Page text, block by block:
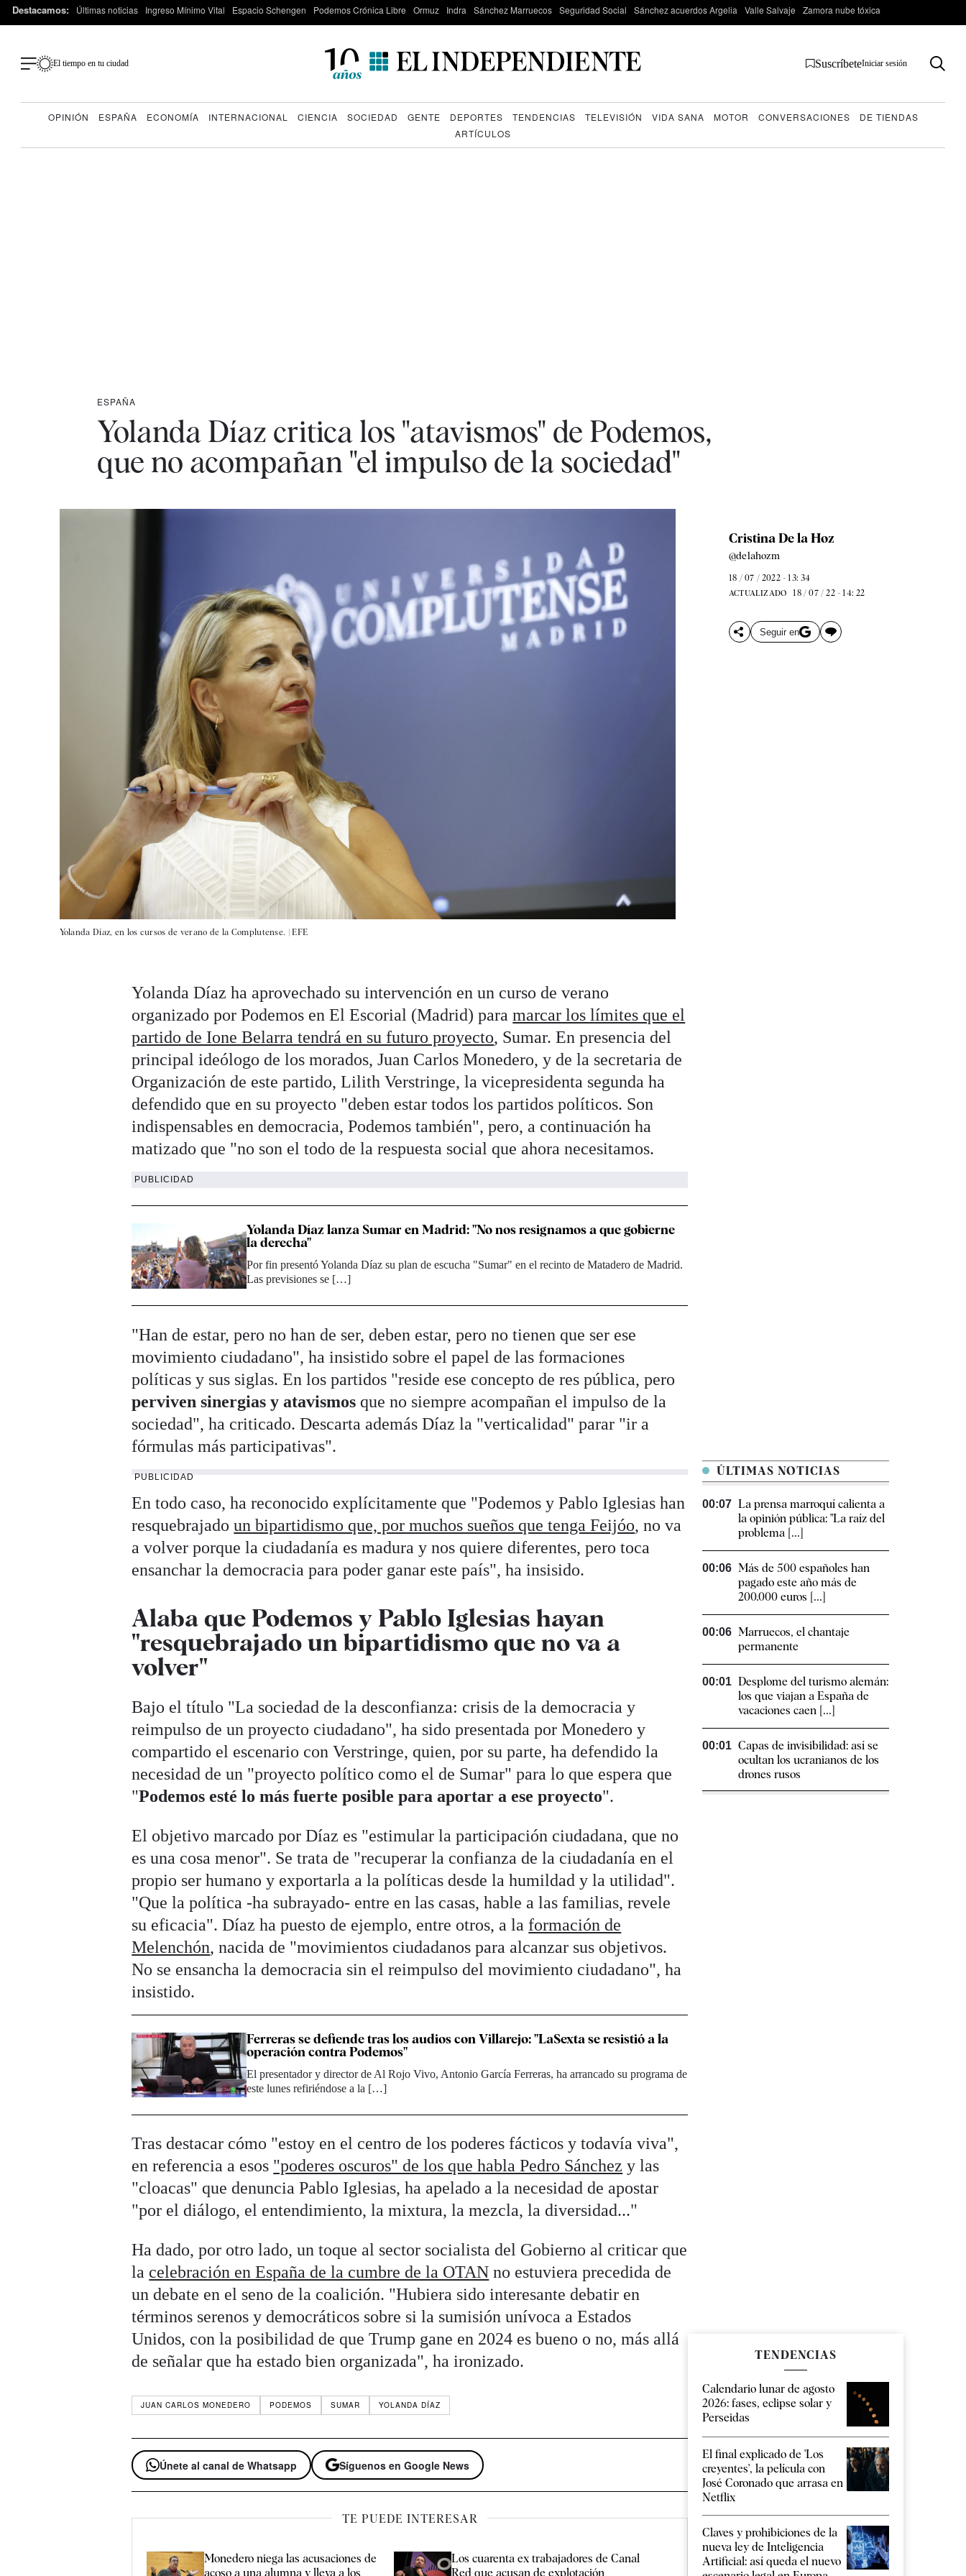
Destacamos: Últimas noticias Ingreso Mínimo Vital Espacio Schengen Podemos Crónica Libre Ormuz Indra Sánchez Marruecos Seguridad Social Sánchez acuerdos Argelia Valle Salvaje Zamora nube tóxica
El tiempo en tu ciudad SuscríbeteIniciar sesión
OPINIÓN ESPAÑA ECONOMÍA INTERNACIONAL CIENCIA SOCIEDAD GENTE DEPORTES TENDENCIAS TELEVISIÓN VIDA SANA MOTOR CONVERSACIONES
DE TIENDAS
ARTÍCULOS
ESPAÑA
Yolanda Díaz critica los "atavismos" de Podemos,
que no acompañan "el impulso de la sociedad"
Yolanda Díaz, en los cursos de verano de la Complutense. |EFE
Cristina De la Hoz
@delahozm
18 / 07 / 2022 - 13: 34
ACTUALIZADO 18 / 07 / 22 - 14: 22
Seguir en
Yolanda Díaz ha aprovechado su intervención en un curso de verano
organizado por Podemos en El Escorial (Madrid) paramarcar los límites que el
partido de Ione Belarra tendrá en su futuro proyecto, Sumar. En presencia del
principal ideólogo de los morados, Juan Carlos Monedero, y de la secretaria de
Organización de este partido, Lilith Verstringe, la vicepresidenta segunda ha
defendido que en su proyecto "deben estar todos los partidos políticos. Son
indispensables en democracia, Podemos también", pero, a continuación ha
matizado que "no son el todo de la respuesta social que ahora necesitamos.
PUBLICIDAD
Yolanda Díaz lanza Sumar en Madrid: "No nos resignamos a que gobierne
la derecha"
Por fin presentó Yolanda Díaz su plan de escucha "Sumar" en el recinto de Matadero de Madrid.
Las previsiones se […]
"Han de estar, pero no han de ser, deben estar, pero no tienen que ser ese
movimiento ciudadano", ha insistido sobre el papel de las formaciones
políticas y sus siglas. En los partidos "reside ese concepto de res pública, pero
perviven sinergias y atavismos que no siempre acompañan el impulso de la
sociedad", ha criticado. Descarta además Díaz la "verticalidad" parar "ir a
fórmulas más participativas".
PUBLICIDAD
En todo caso, ha reconocido explícitamente que "Podemos y Pablo Iglesias han
resquebrajadoun bipartidismo que, por muchos sueños que tenga Feijóo, no va
a volver porque la ciudadanía es madura y nos quiere diferentes, pero toca
ensanchar la democracia para poder ganar este país", ha insisido.
Alaba que Podemos y Pablo Iglesias hayan
"resquebrajado un bipartidismo que no va a
volver"
Bajo el título "La sociedad de la desconfianza: crisis de la democracia y
reimpulso de un proyecto ciudadano", ha sido presentada por Monedero y
compartido el escenario con Verstringe, quien, por su parte, ha defendido la
necesidad de un "proyecto político como el de Sumar" para lo que espera que
"Podemos esté lo más fuerte posible para aportar a ese proyecto".
El objetivo marcado por Díaz es "estimular la participación ciudadana, que no
es una cosa menor". Se trata de "recuperar la confianza de la ciudadanía en el
propio ser humano y exportarla a la políticas desde la humildad y la utilidad".
"Que la política -ha subrayado- entre en las casas, hable a las familias, revele
su eficacia". Díaz ha puesto de ejemplo, entre otros, a laformación de
Melenchón, nacida de "movimientos ciudadanos para alcanzar sus objetivos.
No se ensancha la democracia sin el reimpulso del movimiento ciudadano", ha
insistido.
Ferreras se defiende tras los audios con Villarejo: "LaSexta se resistió a la
operación contra Podemos"
El presentador y director de Al Rojo Vivo, Antonio García Ferreras, ha arrancado su programa de
este lunes refiriéndose a la […]
Tras destacar cómo "estoy en el centro de los poderes fácticos y todavía viva",
en referencia a esos "poderes oscuros" de los que habla Pedro Sánchez y las
"cloacas" que denuncia Pablo Iglesias, ha apelado a la necesidad de apostar
"por el diálogo, el entendimiento, la mixtura, la mezcla, la diversidad..."
Ha dado, por otro lado, un toque al sector socialista del Gobierno al criticar que
la celebración en España de la cumbre de la OTAN no estuviera precedida de
un debate en el seno de la coalición. "Hubiera sido interesante debatir en
términos serenos y democráticos sobre si la sumisión unívoca a Estados
Unidos, con la posibilidad de que Trump gane en 2024 es bueno o no, más allá
de señalar que ha estado bien organizada", ha ironizado.
JUAN CARLOS MONEDERO PODEMOS SUMAR YOLANDA DÍAZ
Únete al canal de Whatsapp Síguenos en Google News
TE PUEDE INTERESAR
Monedero niega las acusaciones de
acoso a una alumna y lleva a los
Los cuarenta ex trabajadores de Canal
Red que acusan de explotación
ÚLTIMAS NOTICIAS
00:07 La prensa marroquí calienta a
la opinión pública: "La raíz del
problema [...]
00:06 Más de 500 españoles han
pagado este año más de
200.000 euros [...]
00:06 Marruecos, el chantaje
permanente
00:01 Desplome del turismo alemán:
los que viajan a España de
vacaciones caen [...]
00:01 Capas de invisibilidad: así se
ocultan los ucranianos de los
drones rusos
TENDENCIAS
Calendario lunar de agosto
2026: fases, eclipse solar y
Perseidas
El final explicado de 'Los
creyentes', la película con
José Coronado que arrasa en
Netflix
Claves y prohibiciones de la
nueva ley de Inteligencia
Artificial: así queda el nuevo